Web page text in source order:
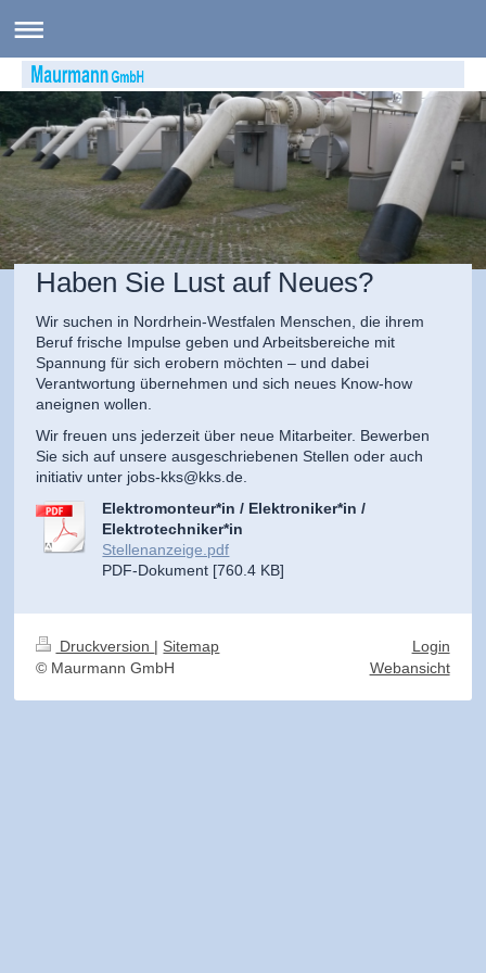
Haben Sie Lust auf Neues?
Wir suchen in Nordrhein-Westfalen Menschen, die ihrem
Beruf frische Impulse geben und Arbeitsbereiche mit
Spannung für sich erobern möchten – und dabei
Verantwortung übernehmen und sich neues Know-how
aneignen wollen.
Wir freuen uns jederzeit über neue Mitarbeiter. Bewerben
Sie sich auf unsere ausgeschriebenen Stellen oder auch
initiativ unter jobs-kks@kks.de.
Elektromonteur*in / Elektroniker*in /
Elektrotechniker*in
Stellenanzeige.pdf
PDF-Dokument [760.4 KB]
Druckversion | Sitemap
© Maurmann GmbH
Login
Webansicht